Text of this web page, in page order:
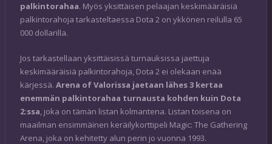
palkintorahaa. Myös yksittäisen pelaajan keskimääräisiä
palkintorahoja tarkasteltaessa Dota 2 on ykkönen reilulla 65
000 dollarilla.
Jos tarkastellaan yksittäisissä turnauksissa jaettuja
keskimääräisiä palkintorahoja, Dota 2 ei olekaan enää
kärjessä. Arena of Valorissa jaetaan lähes 3 kertaa
enemmän palkintorahaa turnausta kohden kuin Dota
2:ssa, joka on tämän listan kolmantena. Listan toisena on
maailman ensimmäinen keräilykorttipeli Magic: The Gathering
Arena, joka on kehitetty alun perin jo vuonna 1993.